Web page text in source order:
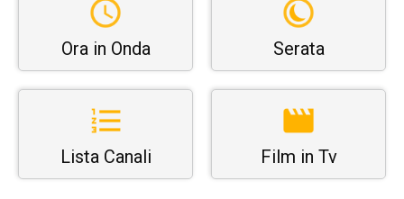
Ora in Onda Serata
Lista Canali Film in Tv